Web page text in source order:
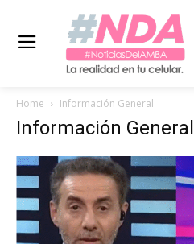
Home Información General
Información General